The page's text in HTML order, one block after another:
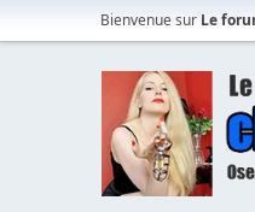
Bienvenue sur Le